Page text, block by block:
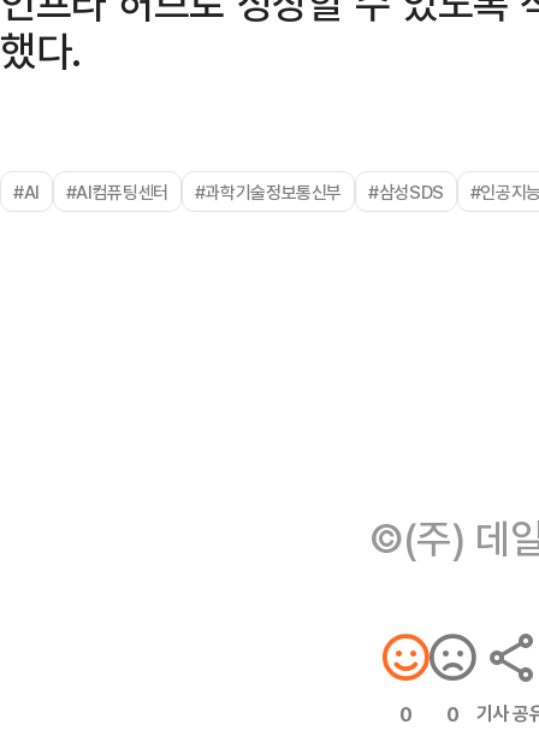
했다.
#AI #AI컴퓨팅센터 #과학기술정보통신부 #삼성SDS #인공지
©(주) 데
0 0 기사 공